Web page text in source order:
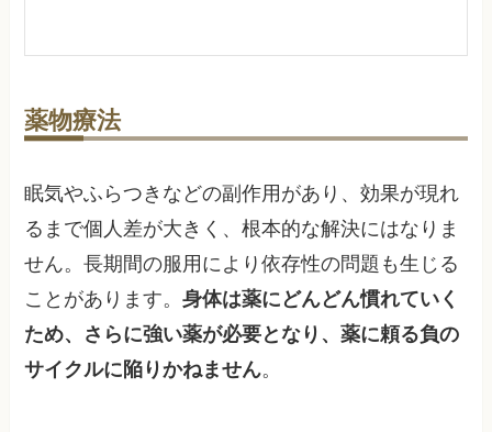
薬物療法
眠気やふらつきなどの副作用があり、効果が現れ
るまで個人差が大きく、根本的な解決にはなりま
せん。長期間の服用により依存性の問題も生じる
ことがあります。身体は薬にどんどん慣れていく
ため、さらに強い薬が必要となり、薬に頼る負の
サイクルに陥りかねません。